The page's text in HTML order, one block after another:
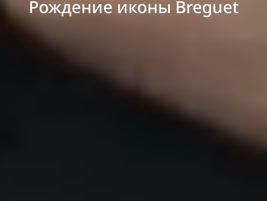
Рождение иконы Breguet